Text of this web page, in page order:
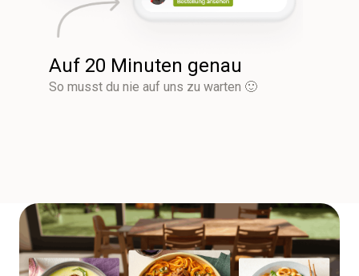
Auf 20 Minuten genau
So musst du nie auf uns zu warten 🙂